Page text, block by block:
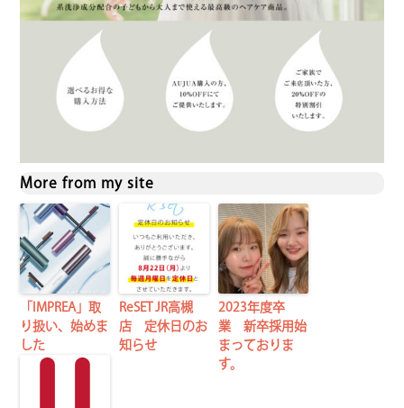
More from my site
「IMPREA」取
り扱い、始めま
した
ReSET JR高槻
店 定休日のお
知らせ
2023年度卒
業 新卒採用始
まっておりま
す。